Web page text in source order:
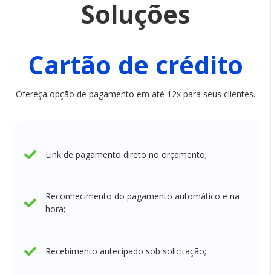
Soluções
Cartão de crédito
Ofereça opção de pagamento em até 12x para seus clientes.
Link de pagamento direto no orçamento;
Reconhecimento do pagamento automático e na
hora;
Recebimento antecipado sob solicitação;